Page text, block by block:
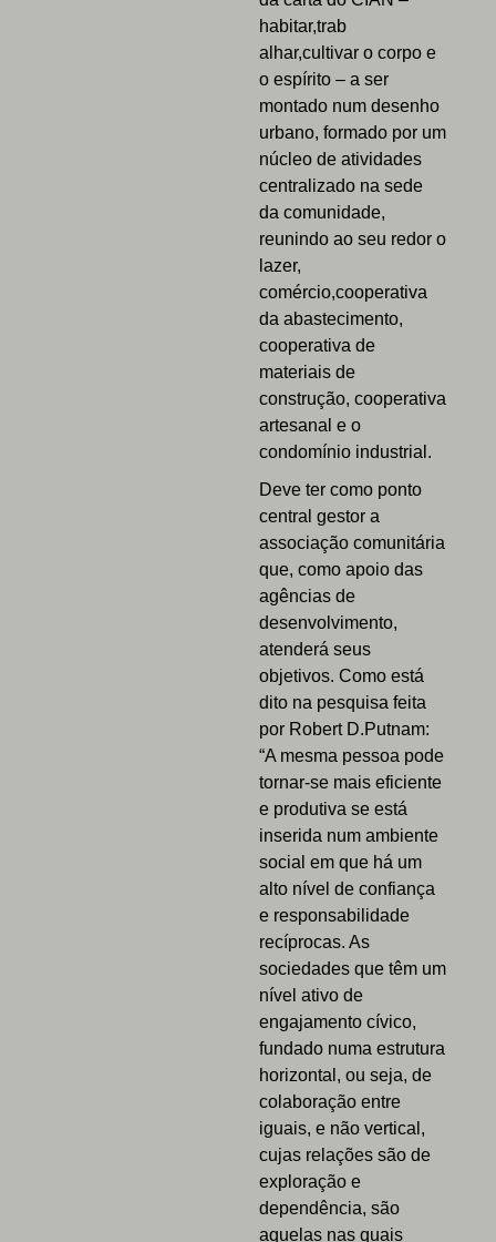
habitar,trab
alhar,cultivar o corpo e
o espírito – a ser
montado num desenho
urbano, formado por um
núcleo de atividades
centralizado na sede
da comunidade,
reunindo ao seu redor o
lazer,
comércio,cooperativa
da abastecimento,
cooperativa de
materiais de
construção, cooperativa
artesanal e o
condomínio industrial.
Deve ter como ponto
central gestor a
associação comunitária
que, como apoio das
agências de
desenvolvimento,
atenderá seus
objetivos. Como está
dito na pesquisa feita
por Robert D.Putnam:
“A mesma pessoa pode
tornar-se mais eficiente
e produtiva se está
inserida num ambiente
social em que há um
alto nível de confiança
e responsabilidade
recíprocas. As
sociedades que têm um
nível ativo de
engajamento cívico,
fundado numa estrutura
horizontal, ou seja, de
colaboração entre
iguais, e não vertical,
cujas relações são de
exploração e
dependência, são
aquelas nas quais